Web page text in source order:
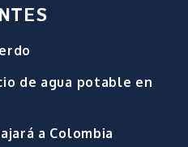
de agua potable en
a Colombia